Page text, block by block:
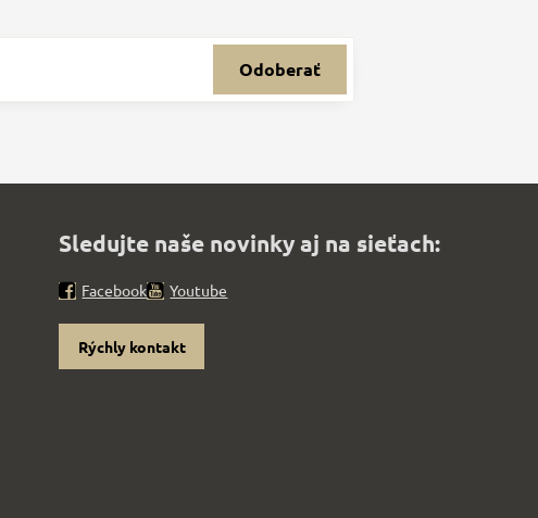
Odoberať
Sledujte naše novinky aj na sieťach:
Facebook Youtube
Rýchly kontakt